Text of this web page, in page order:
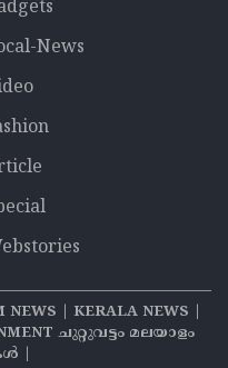
News
| KERALA NEWS |
ചുറ്റുവട്ടം മലയാളം
|